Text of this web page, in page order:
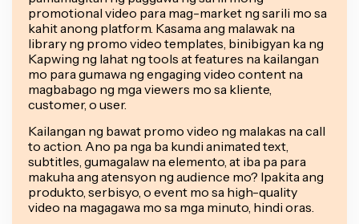
promotional video para mag-market ng sarili mo sa
kahit anong platform. Kasama ang malawak na
library ng promo video templates, binibigyan ka ng
Kapwing ng lahat ng tools at features na kailangan
mo para gumawa ng engaging video content na
magbabago ng mga viewers mo sa kliente,
customer, o user.
Kailangan ng bawat promo video ng malakas na call
to action. Ano pa nga ba kundi animated text,
subtitles, gumagalaw na elemento, at iba pa para
makuha ang atensyon ng audience mo? Ipakita ang
produkto, serbisyo, o event mo sa high-quality
video na magagawa mo sa mga minuto, hindi oras.